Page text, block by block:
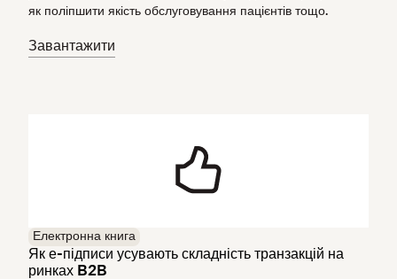
як поліпшити якість обслуговування пацієнтів тощо.
Завантажити
Електронна книга
Як е-підписи усувають складність транзакцій на
ринках B2B